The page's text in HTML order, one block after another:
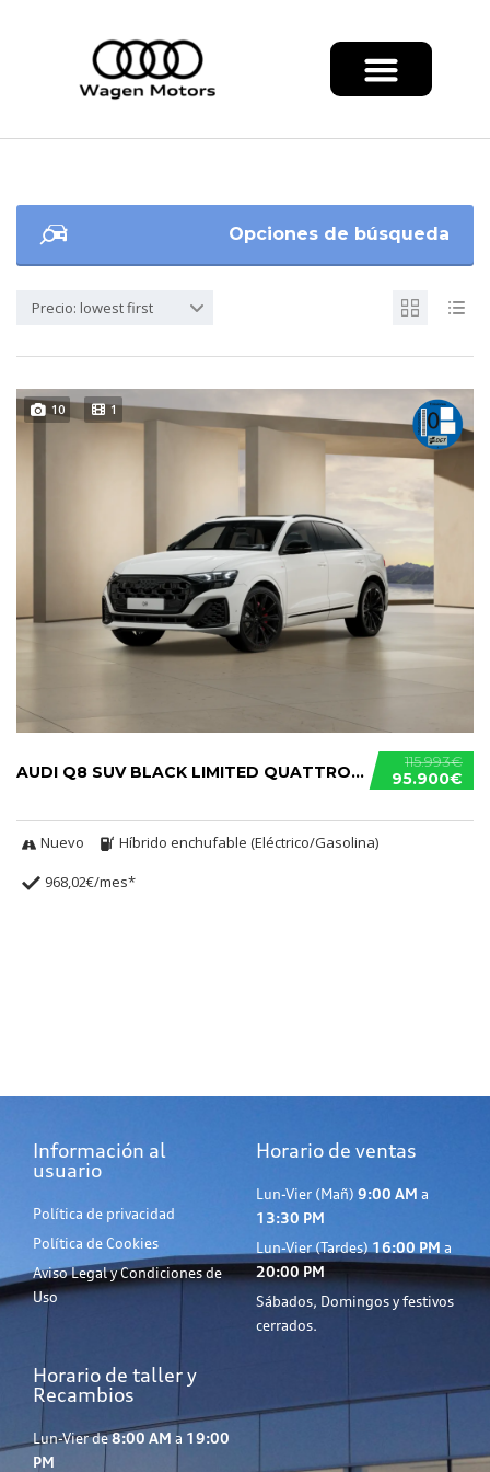
Opciones de búsqueda
Precio: lowest first
10 1
115.993€
95.900€
AUDI Q8 SUV BLACK LIMITED QUATTRO TIPTRONIC TFSIE
Nuevo
Híbrido enchufable (Eléctrico/Gasolina)
968,02€/mes*
Información al
usuario
Política de privacidad
Política de Cookies
Aviso Legal y Condiciones de
Uso
Horario de ventas
Lun-Vier (Mañ) 9:00 AM a
13:30 PM
Lun-Vier (Tardes) 16:00 PM a
20:00 PM
Sábados, Domingos y festivos
cerrados.
Horario de taller y
Recambios
Lun-Vier de8:00 AM a 19:00
PM